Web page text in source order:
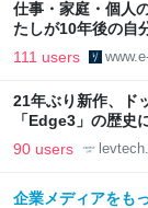
仕事・家庭・個人
たしが10年後の自
111 users
21年ぶり新作、ド
「Edge3」の歴史
LAB
90 users
企業メディアをも